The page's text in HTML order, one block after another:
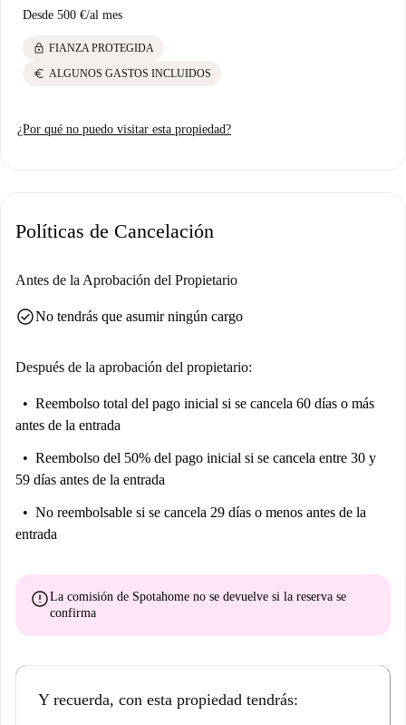
Desde 500 €/al mes
lock FIANZA PROTEGIDA
euro ALGUNOS GASTOS INCLUIDOS
¿Por qué no puedo visitar esta propiedad?
Políticas de Cancelación
Antes de la Aprobación del Propietario
check_circleNo tendrás que asumir ningún cargo
Después de la aprobación del propietario:
Reembolso total del pago inicial si se cancela 60 días o más
antes de la entrada
Reembolso del 50% del pago inicial si se cancela entre 30 y
59 días antes de la entrada
No reembolsable si se cancela 29 días o menos antes de la
entrada
errorLa comisión de Spotahome no se devuelve si la reserva se
confirma
Y recuerda, con esta propiedad tendrás: